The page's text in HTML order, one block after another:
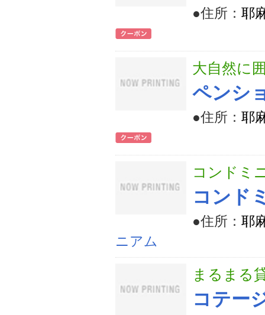
●住所： 耶
大自然に
ペンシ
●住所： 耶
コンドミ
コンド
●住所： 耶
ニアム
まるまる
コテー